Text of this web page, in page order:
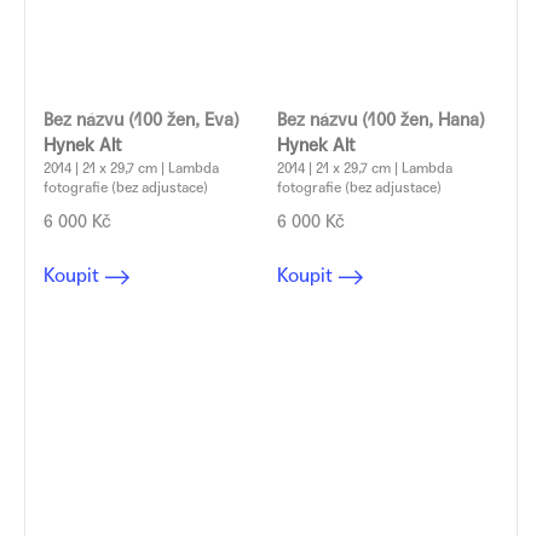
Bez názvu (100 žen, Eva)
Hynek Alt
2014 | 21 x 29,7 cm | Lambda
fotografie (bez adjustace)
6 000 Kč
Koupit
Bez názvu (100 žen, Hana)
Hynek Alt
2014 | 21 x 29,7 cm | Lambda
fotografie (bez adjustace)
6 000 Kč
Koupit